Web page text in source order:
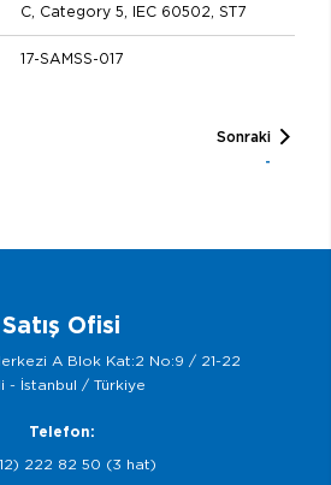
C, Category 5, IEC 60502, ST7
17-SAMSS-017
Sonraki
-
Satış Ofisi
A Blok Kat:2 No:9 / 21-22
- İstanbul / Türkiye
Telefon:
222 82 50 (3 hat)